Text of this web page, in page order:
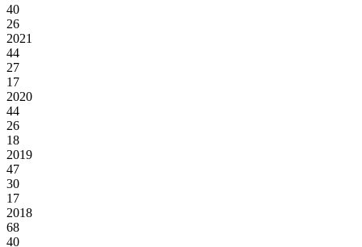
40
26
2021
44
27
17
2020
44
26
18
2019
47
30
17
2018
68
40